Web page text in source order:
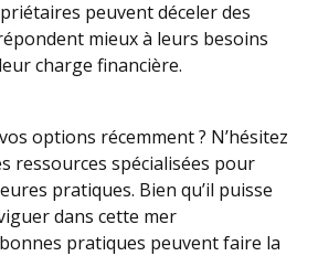
peuvent déceler des
mieux à leurs besoins
charge financière.
options récemment ? N’hésitez
ressources spécialisées pour
pratiques. Bien qu’il puisse
dans cette mer
pratiques peuvent faire la